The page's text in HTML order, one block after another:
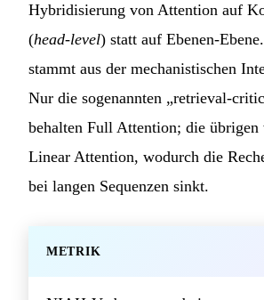
Hybridisierung von Attention auf
(head-level) statt auf Ebenen-
stammt aus der mechanistischen
Nur die sogenannten „retrieval-
behalten Full Attention; die übrigen
Linear Attention, wodurch die
bei langen Sequenzen sinkt.
METRIK